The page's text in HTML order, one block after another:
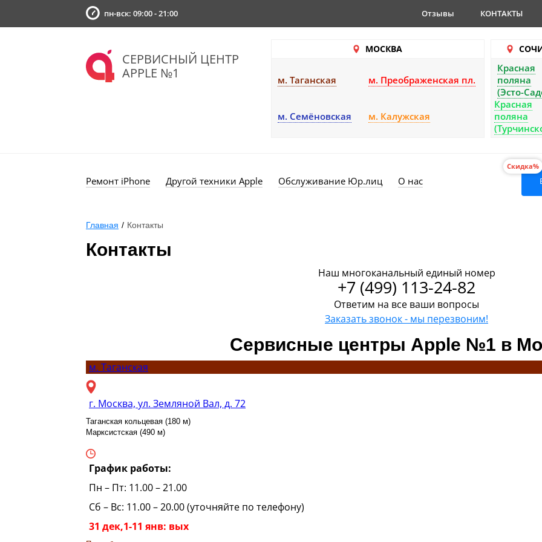
пн-вск: 09:00 - 21:00 Отзывы КОНТАКТЫ
СЕРВИСНЫЙ ЦЕНТР
APPLE №1
МОСКВА
м. Таганская м. Преображенская пл.
м. Семёновская м. Калужская
Красная
поляна
(Эсто-
Красная
поляна
Ремонт iPhone Другой техники Apple Обслуживание Юр.лиц О нас
Скидка%
Главная / Контакты
Контакты
Наш многоканальный единый номер
+7 (499) 113-24-82
Ответим на все ваши вопросы
Заказать звонок - мы перезвоним!
Сервисные центры Apple №1 в
м. Таганская
г. Москва, ул. Земляной Вал, д. 72
Таганская кольцевая (180 м)
Марксистская (490 м)
График работы:
Пн – Пт: 11.00 – 21.00
Сб – Вс: 11.00 – 20.00 (уточняйте по телефону)
31 дек,1-11 янв: вых